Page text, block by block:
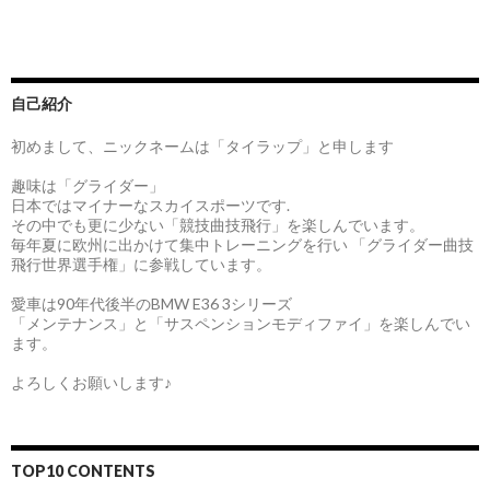
自己紹介
初めまして、ニックネームは「タイラップ」と申します
趣味は「グライダー」
日本ではマイナーなスカイスポーツです.
その中でも更に少ない「競技曲技飛行」を楽しんでいます。
毎年夏に欧州に出かけて集中トレーニングを行い 「グライダー曲技
飛行世界選手権」に参戦しています。
愛車は90年代後半のBMW E36 3シリーズ
「メンテナンス」と「サスペンションモディファイ」を楽しんでい
ます。
よろしくお願いします♪
TOP10 CONTENTS